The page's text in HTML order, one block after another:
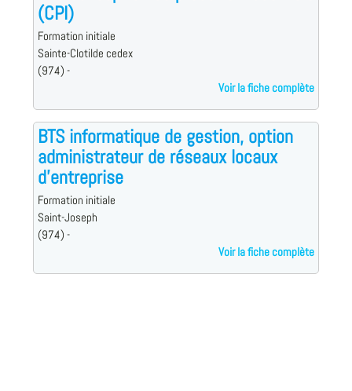
(CPI)
Formation initiale
Sainte-Clotilde cedex
(974) -
Voir la fiche complète
BTS informatique de gestion, option
administrateur de réseaux locaux
d'entreprise
Formation initiale
Saint-Joseph
(974) -
Voir la fiche complète